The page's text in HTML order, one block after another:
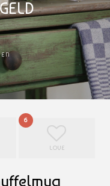
6
LOVE